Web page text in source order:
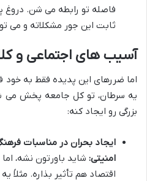
فاصله تو رابطه می شن. دروغ
ثابت این جور مشکلاته و می
آسیب های اجتماعی و
اما ضررهای این پدیده فقط به
یه سرطان، تو کل جامعه پخش می
بزرگی رو ایجاد کنه:
ایجاد بحران در مناسبات
امنیتی: شاید باورتون نشه،
اقتصاد هم تأثیر بذاره. مثلاً